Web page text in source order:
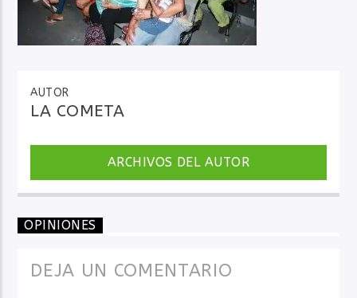
AUTOR
LA COMETA
ARCHIVOS DEL AUTOR
OPINIONES
DEJA UN COMENTARIO